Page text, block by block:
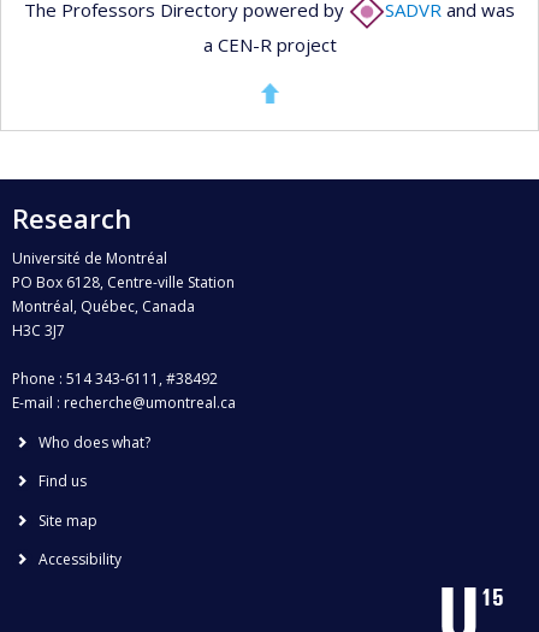
The Professors Directory powered by SADVR and was
a CEN-R project
Research
Université de Montréal
PO Box 6128, Centre-ville Station
Montréal, Québec, Canada
H3C 3J7
Phone : 514 343-6111, #38492
E-mail : recherche@umontreal.ca
Who does what?
Find us
Site map
Accessibility